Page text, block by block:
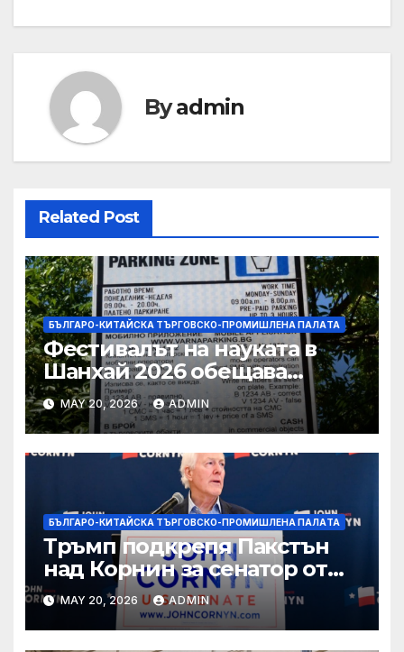
Byadmin
Related Post
БЪЛГАРО-КИТАЙСКА ТЪРГОВСКО-ПРОМИШЛЕНА ПАЛAТА
Фестивалът на науката в
Шанхай 2026 обещава
вълнуващи научно-
технологични иновации
MAY 20, 2026 ADMIN
БЪЛГАРО-КИТАЙСКА ТЪРГОВСКО-ПРОМИШЛЕНА ПАЛAТА
Тръмп подкрепя Пакстън
над Корнин за сенатор от
Тексас в шокираща
подкрепа
MAY 20, 2026 ADMIN